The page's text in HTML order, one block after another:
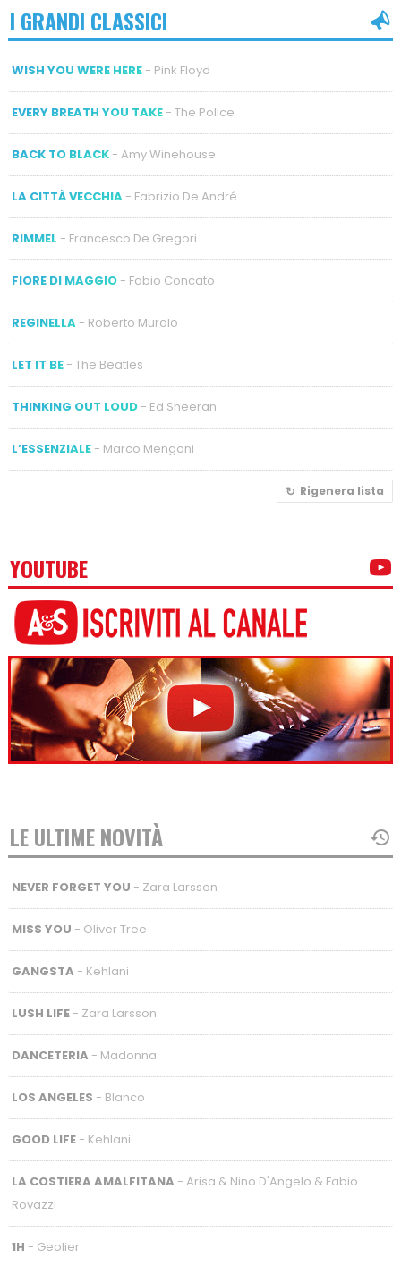
I GRANDI CLASSICI
WISH YOU WERE HERE- Pink Floyd
EVERY BREATH YOU TAKE- The Police
BACK TO BLACK- Amy Winehouse
LA CITTÀ VECCHIA- Fabrizio De André
RIMMEL - Francesco De Gregori
FIORE DI MAGGIO- Fabio Concato
REGINELLA- Roberto Murolo
LET IT BE- The Beatles
THINKING OUT LOUD- Ed Sheeran
L’ESSENZIALE- Marco Mengoni
Rigenera lista
YOUTUBE
LE ULTIME NOVITÀ
NEVER FORGET YOU - Zara Larsson
MISS YOU - Oliver Tree
GANGSTA - Kehlani
LUSH LIFE- Zara Larsson
DANCETERIA - Madonna
LOS ANGELES - Blanco
GOOD LIFE- Kehlani
LA COSTIERA AMALFITANA - Arisa & Nino D'Angelo & Fabio
Rovazzi
1H - Geolier